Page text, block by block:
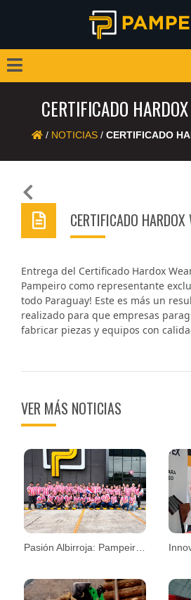
CERTIFICADO
/ NOTICIAS / CERTIFICADO
Previous
CERTIFICADO HARDOX
Entrega del Certificado Hardox
Pampeiro como representante
todo Paraguay! Este es más un
realizado para que empresas
fabricar piezas y equipos con
VER MÁS NOTICIAS